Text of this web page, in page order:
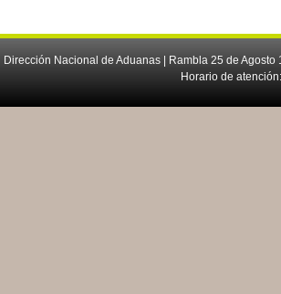
Dirección Nacional de Aduanas | Rambla 25 de
Horario de